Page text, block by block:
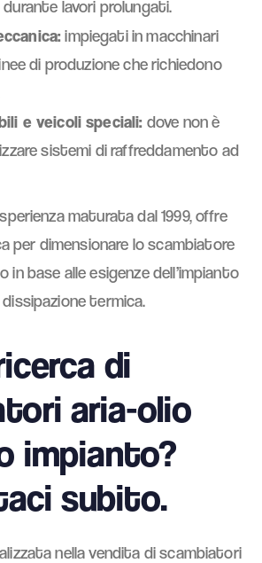
lavori prolungati.
impiegati in macchinari
di produzione che richiedono
e veicoli speciali: dove non è
sistemi di raffreddamento ad
maturata dal 1999, offre
per dimensionare lo scambiatore
in base alle esigenze dell’impianto
termica.
di
aria-olio
impianto?
subito.
nella vendita di scambiatori